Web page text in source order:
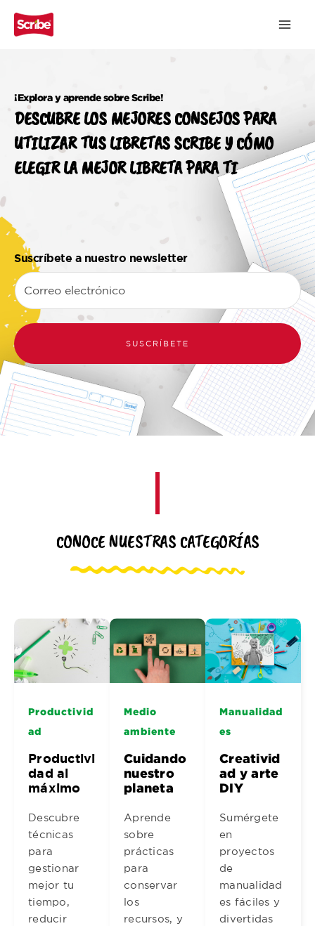
contenido
¡Explora y aprende sobre Scribe!
DESCUBRE LOS MEJORES CONSEJOS PARA
UTILIZAR TUS LIBRETAS SCRIBE Y CÓMO
ELEGIR LA MEJOR LIBRETA PARA TI
Suscríbete a nuestro newsletter
SUSCRÍBETE
CONOCE NUESTRAS CATEGORÍAS
Productivid
ad
Productivi
dad al
máximo
Descubre
técnicas
para
gestionar
mejor tu
tiempo,
reducir
Medio
ambiente
Cuidando
nuestro
planeta
Aprende
sobre
prácticas
para
conservar
los
recursos, y
Manualidad
es
Creativid
ad y arte
DIY
Sumérgete
en
proyectos
de
manualidad
es fáciles y
divertidas